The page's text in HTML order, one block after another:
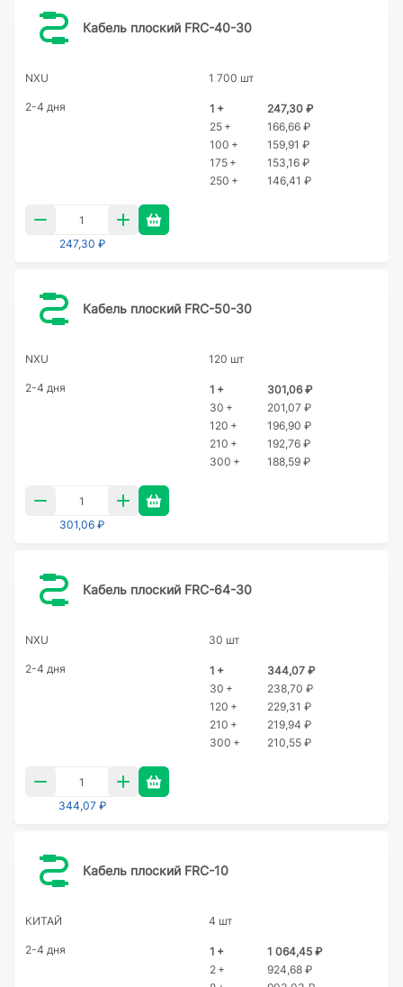
Кабель плоский FRC-40-30
NXU 1 700 шт
2-4 дня 1 +
247,30 ₽
25 +
166,66 ₽
100 +
159,91 ₽
175 +
153,16 ₽
250 +
146,41 ₽
247,30 ₽
Кабель плоский FRC-50-30
NXU 120 шт
2-4 дня 1 +
301,06 ₽
30 +
201,07 ₽
120 +
196,90 ₽
210 +
192,76 ₽
300 +
188,59 ₽
301,06 ₽
Кабель плоский FRC-64-30
NXU 30 шт
2-4 дня 1 +
344,07 ₽
30 +
238,70 ₽
120 +
229,31 ₽
210 +
219,94 ₽
300 +
210,55 ₽
344,07 ₽
Кабель плоский FRC-10
КИТАЙ 4 шт
2-4 дня 1 +
1 064,45 ₽
2 +
924,68 ₽